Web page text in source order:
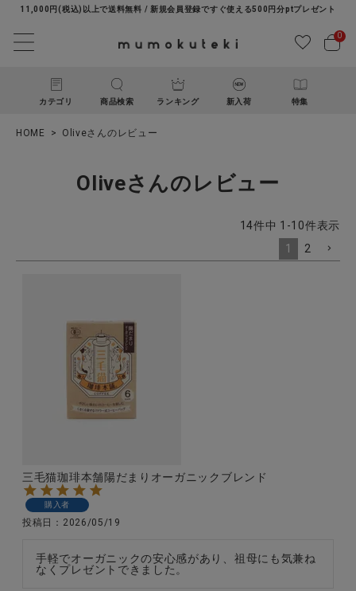
11,000円(税込)以上で送料無料 / 新規会員登録ですぐ使える500円分ptプレゼント
0
カテゴリ 商品検索 ランキング 新入荷 特集
ACCOUNT MENU
ログイン
ファッション雑貨
生活雑貨
HOME Oliveさんのレビュー
Oliveさんのレビュー
14件中 1 -10件表示
1
2
三毛猫珈琲本舗陽だまりオーガニックブレンド
購入者
投稿日 2026/05/19
手軽でオーガニックの安心感があり、祖母にも気兼ね
なくプレゼントできました。